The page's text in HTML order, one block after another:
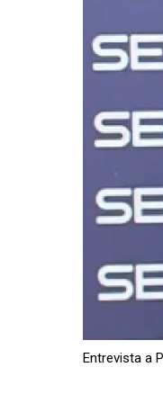
Entrevista a